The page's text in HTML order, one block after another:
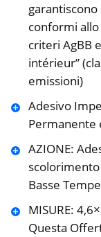
conformi allo
criteri AgBB
intérieur”
emissioni)
Adesivo
Permanente
AZIONE:
Basse
MISURE:
Questa